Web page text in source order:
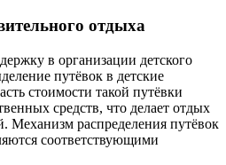
отдыха
в организации детского
путёвок в детские
стоимости такой путёвки
средств, что делает отдых
Механизм распределения путёвок
соответствующими